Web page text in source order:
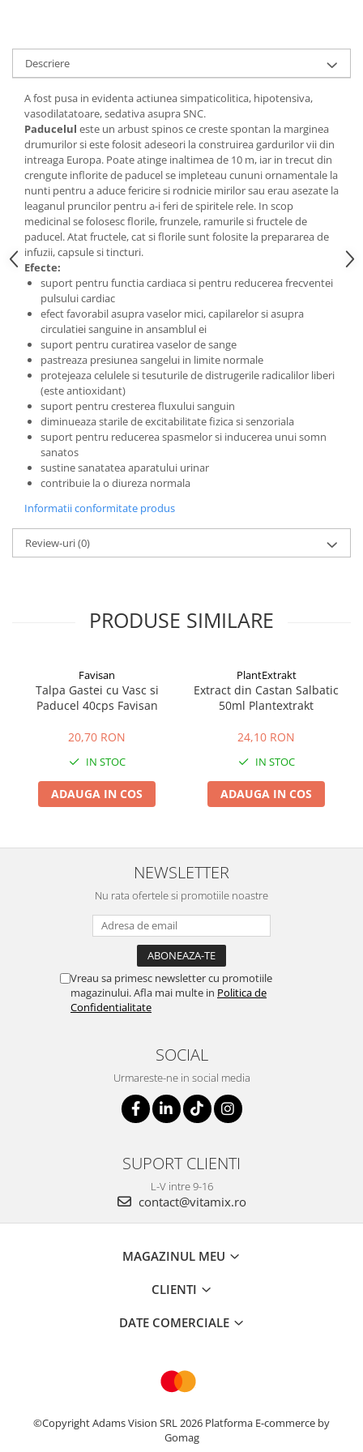
Memorie
Somn usor
Produse sanatate sexuala
Produse pentru Ea
Potenta barbati
Produse pentru sportivi
Proteine
Suplimente fitness
Batoane proteice
Pentru antrenament
Mama si copilul
Produse pentru copii
Sarcina si alaptare
Produse instant
Lapte
Paste
Snacksuri
Superalimente
Atelierul de cafea si ceaiuri
Cafea
Ceaiuri simple
Ceaiuri medicinale compuse
Ceaiuri Maté
Cafea verde
Ulei de Cocos
Ulei de cocos de uz alimentar
Ulei de cocos de uz cosmetic
Alte produse din Cocos
Descriere
A fost pusa in evidenta actiunea simpaticolitica, hipotensiva,
vasodilatatoare, sedativa asupra SNC.
Paducelul este un arbust spinos ce creste spontan la marginea
drumurilor si este folosit adeseori la construirea gardurilor vii din
intreaga Europa. Poate atinge inaltimea de 10 m, iar in trecut din
crengute inflorite de paducel se impleteau cununi ornamentale la
nunti pentru a aduce fericire si rodnicie mirilor sau erau asezate la
leaganul pruncilor pentru a-i feri de spiritele rele. In scop
medicinal se folosesc florile, frunzele, ramurile si fructele de
paducel. Atat fructele, cat si florile sunt folosite la prepararea de
infuzii, capsule si tincturi.
Efecte:
suport pentru functia cardiaca si pentru reducerea frecventei
pulsului cardiac
efect favorabil asupra vaselor mici, capilarelor si asupra
circulatiei sanguine in ansamblul ei
suport pentru curatirea vaselor de sange
pastreaza presiunea sangelui in limite normale
protejeaza celulele si tesuturile de distrugerile radicalilor liberi
(este antioxidant)
suport pentru cresterea fluxului sanguin
diminueaza starile de excitabilitate fizica si senzoriala
suport pentru reducerea spasmelor si inducerea unui somn
sanatos
sustine sanatatea aparatului urinar
contribuie la o diureza normala
Informatii conformitate produs
Review-uri(0)
PRODUSE SIMILARE
Favisan
Talpa Gastei cu Vasc si
Paducel 40cps Favisan
20,70 RON
IN STOC
ADAUGA IN COS
PlantExtrakt
Extract din Castan Salbatic
50ml Plantextrakt
24,10 RON
IN STOC
ADAUGA IN COS
NEWSLETTER
Nu rata ofertele si promotiile noastre
Vreau sa primesc newsletter cu promotiile
magazinului. Afla mai multe in Politica de
Confidentialitate
SOCIAL
Urmareste-ne in social media
SUPORT CLIENTI
L-V intre 9-16
contact@vitamix.ro
MAGAZINUL MEU
CLIENTI
DATE COMERCIALE
©Copyright Adams Vision SRL 2026 Platforma E-commerce by
Gomag